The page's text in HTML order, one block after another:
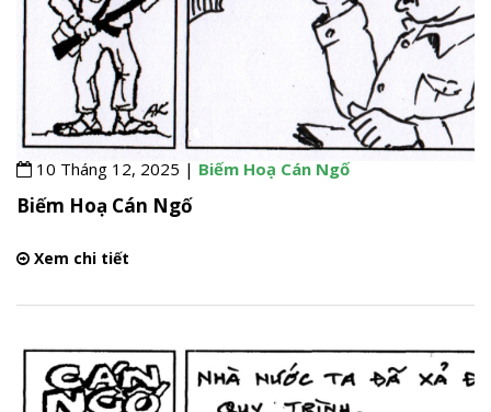
10 Tháng 12, 2025 | Biếm Hoạ Cán Ngố
Biếm Hoạ Cán Ngố
Xem chi tiết